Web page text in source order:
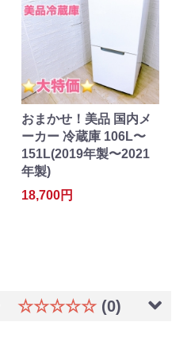
おまかせ！美品 国内メ
ーカー 冷蔵庫 106L〜
151L(2019年製〜2021
年製)
18,700円
☆☆☆☆☆ (0)